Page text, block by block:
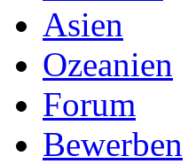
Asien
Ozeanien
Forum
Bewerben